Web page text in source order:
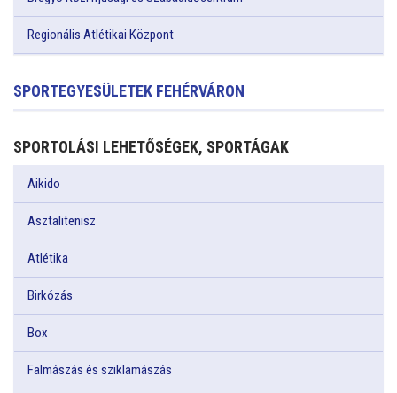
Regionális Atlétikai Központ
SPORTEGYESÜLETEK FEHÉRVÁRON
SPORTOLÁSI LEHETŐSÉGEK, SPORTÁGAK
Aikido
Asztalitenisz
Atlétika
Birkózás
Box
Falmászás és sziklamászás